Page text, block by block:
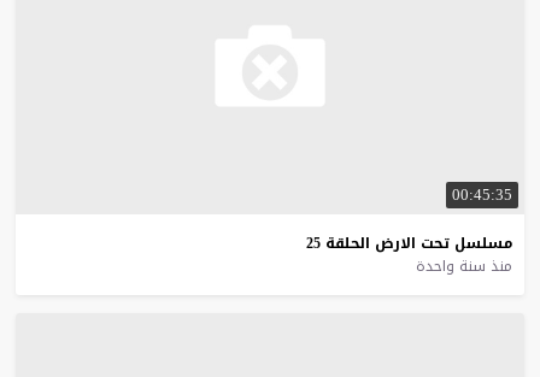
00:45:35
مسلسل تحت الارض الحلقة 25
منذ سنة واحدة